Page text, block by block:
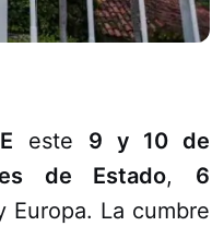
este 9 y 10 de
de Estado, 6
Europa. La cumbre